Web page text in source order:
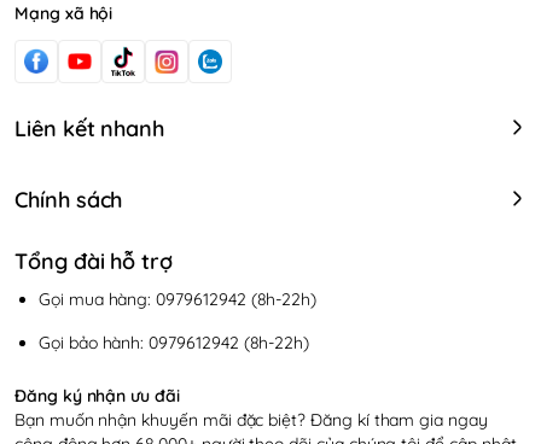
Mạng xã hội
Liên kết nhanh
Chính sách
Tổng đài hỗ trợ
Gọi mua hàng: 0979612942 (8h-22h)
Gọi bảo hành: 0979612942 (8h-22h)
Đăng ký nhận ưu đãi
Bạn muốn nhận khuyến mãi đặc biệt? Đăng kí tham gia ngay